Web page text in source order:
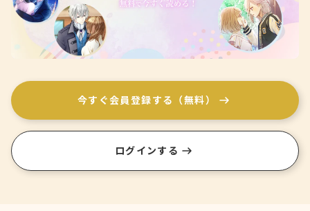
今すぐ会員登録する（無料）
ログインする